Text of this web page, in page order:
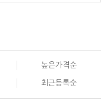
높은가격순
최근등록순